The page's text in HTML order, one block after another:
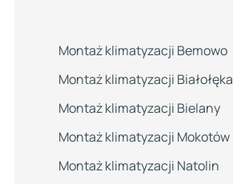
Montaż klimatyzacji Bemowo
Montaż klimatyzacji Białołęka
Montaż klimatyzacji Bielany
Montaż klimatyzacji Mokotów
Montaż klimatyzacji Natolin